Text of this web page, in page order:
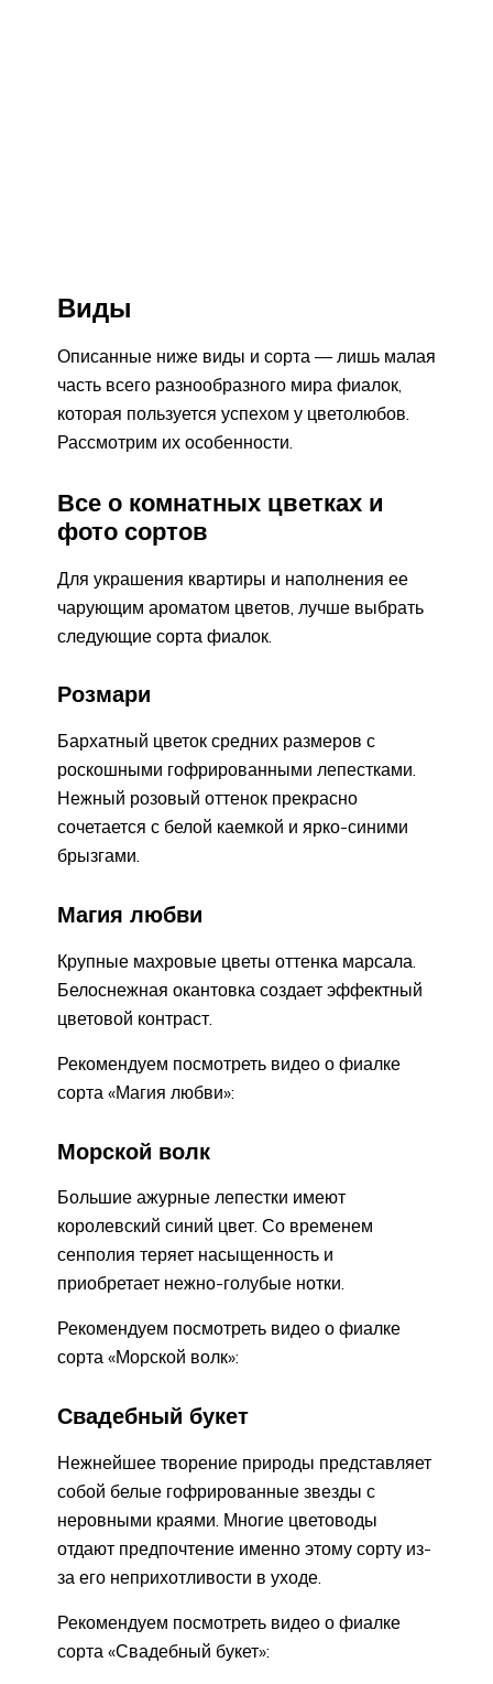
Виды
Описанные ниже виды и сорта — лишь малая
часть всего разнообразного мира фиалок,
которая пользуется успехом у цветолюбов.
Рассмотрим их особенности.
Все о комнатных цветках и
фото сортов
Для украшения квартиры и наполнения ее
чарующим ароматом цветов, лучше выбрать
следующие сорта фиалок.
Розмари
Бархатный цветок средних размеров с
роскошными гофрированными лепестками.
Нежный розовый оттенок прекрасно
сочетается с белой каемкой и ярко-синими
брызгами.
Магия любви
Крупные махровые цветы оттенка марсала.
Белоснежная окантовка создает эффектный
цветовой контраст.
Рекомендуем посмотреть видео о фиалке
сорта «Магия любви»:
Морской волк
Большие ажурные лепестки имеют
королевский синий цвет. Со временем
сенполия теряет насыщенность и
приобретает нежно-голубые нотки.
Рекомендуем посмотреть видео о фиалке
сорта «Морской волк»:
Свадебный букет
Нежнейшее творение природы представляет
собой белые гофрированные звезды с
неровными краями. Многие цветоводы
отдают предпочтение именно этому сорту из-
за его неприхотливости в уходе.
Рекомендуем посмотреть видео о фиалке
сорта «Свадебный букет»: